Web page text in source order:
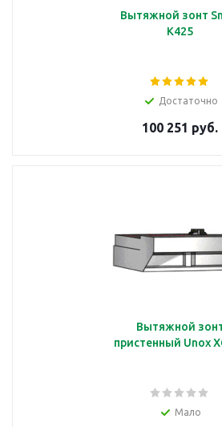
Вытяжной зонт
K425
Достаточно
100 251 руб.
Вытяжной
пристенный Unox
Мало